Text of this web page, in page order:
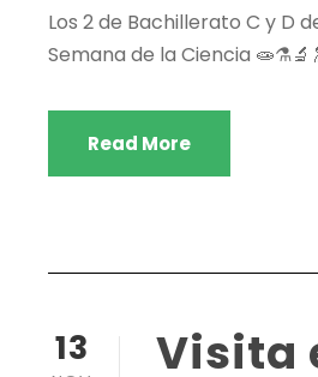
Los 2 de Bachillerato C y D
Semana de la Ciencia
Read More
13
Visita